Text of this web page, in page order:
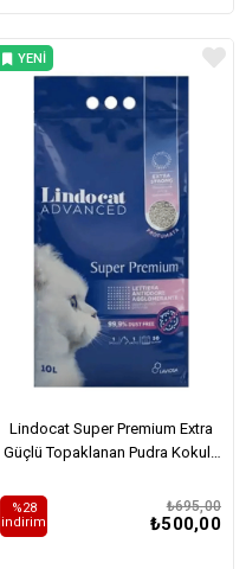
Lindocat Super Premium Extra
Güçlü Topaklanan Pudra Kokulu
₺500,00
₺695,00
%28
i̇ndirim
YENI